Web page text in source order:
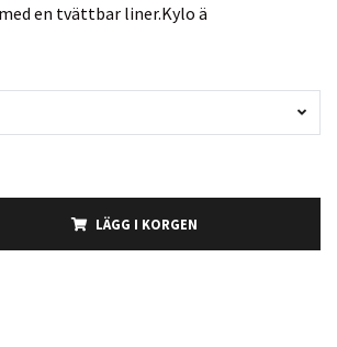
en tvättbar liner.Kylo ä
LÄGG I KORGEN